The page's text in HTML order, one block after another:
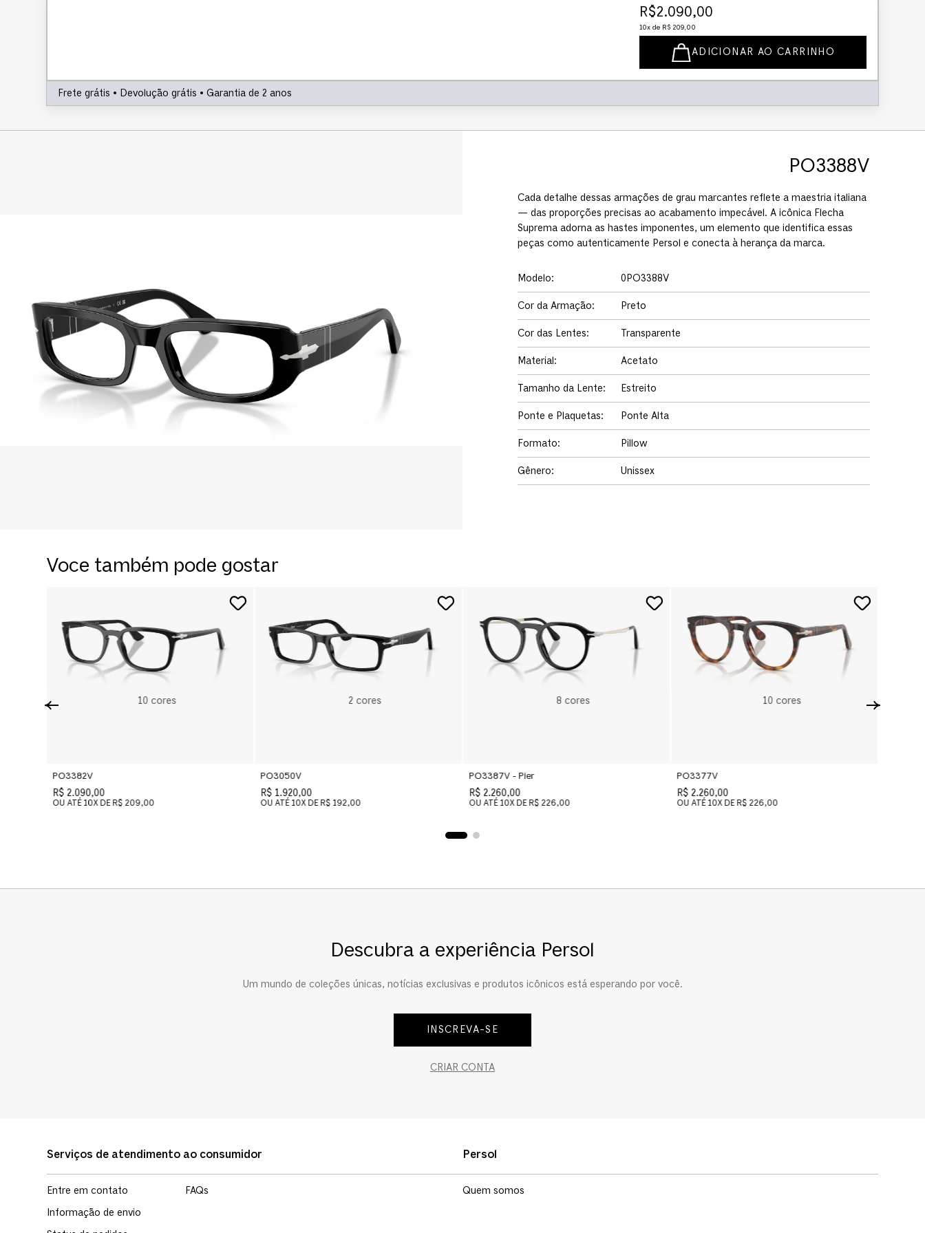
R$2.090,00
10x de R$ 209,00
ADICIONAR AO CARRINHO
Frete grátis • Devolução grátis • Garantia de 2 anos
PO3388V
Cada detalhe dessas armações de grau marcantes reflete a maestria italiana
— das proporções precisas ao acabamento impecável. A icônica Flecha
Suprema adorna as hastes imponentes, um elemento que identifica essas
peças como autenticamente Persol e conecta à herança da marca.
Modelo: 0PO3388V
Cor da Armação: Preto
Cor das Lentes: Transparente
Material: Acetato
Tamanho da Lente: Estreito
Ponte e Plaquetas: Ponte Alta
Formato: Pillow
Gênero: Unissex
Voce também pode gostar
10 cores
PO3382V
R$ 2.090,00
OU ATÉ 10X DE R$ 209,00
2 cores
PO3050V
R$ 1.920,00
OU ATÉ 10X DE R$ 192,00
8 cores
PO3387V - Pier
R$ 2.260,00
OU ATÉ 10X DE R$ 226,00
10 cores
PO3377V
R$ 2.260,00
OU ATÉ 10X DE R$ 226,00
Descubra a experiência Persol
Um mundo de coleções únicas, notícias exclusivas e produtos icônicos está esperando por você.
INSCREVA-SE
CRIAR CONTA
Serviços de atendimento ao consumidor
Entre em contato
Informação de envio
FAQs
Persol
Quem somos